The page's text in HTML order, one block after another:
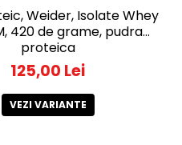
Weider, Isolate Whey
420 de grame, pudra
proteica
125,00 Lei
VEZI VARIANTE